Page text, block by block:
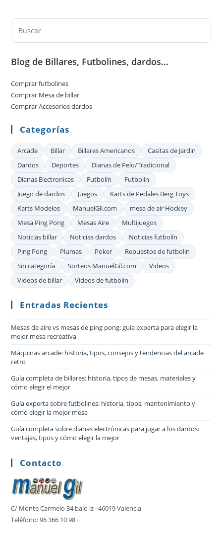
Blog de Billares, Futbolines, dardos...
Comprar futbolines
Comprar Mesa de billar
Comprar Accesorios dardos
Categorías
Arcade Billar Billares Americanos
Casitas de Jardin
Dardos
Deportes
Dianas de Pelo/Tradicional
Dianas Electronicas
Futbolín
Futbolin
Juego de dardos
Juegos
Karts de Pedales Berg Toys
Karts Modelos
ManuelGil.com
mesa de air Hockey
Mesa Ping Pong
Mesas Aire
Multijuegos
Noticias billar
Noticias dardos
Noticias futbolín
Ping Pong
Plumas Poker
Repuestos de futbolin
Sin categoría
Sorteos ManuelGil.com
Videos
Videos de billar
Vídeos de futbolín
Entradas Recientes
Mesas de aire vs mesas de ping pong: guía experta para elegir la
mejor mesa recreativa
Máquinas arcade: historia, tipos, consejos y tendencias del arcade
retro
Guía completa de billares: historia, tipos de mesas, materiales y
cómo elegir el mejor
Guía experta sobre futbolines: historia, tipos, mantenimiento y
cómo elegir la mejor mesa
Guía completa sobre dianas electrónicas para jugar a los dardos:
ventajas, tipos y cómo elegir la mejor
Contacto
C/ Monte Carmelo 34 bajo iz · 46019 Valencia
Teléfono: 96 366 10 98 ·